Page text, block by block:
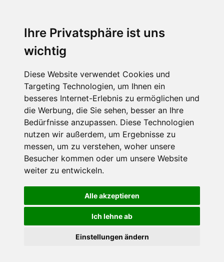
Ihre Privatsphäre ist uns
wichtig
Diese Website verwendet Cookies und
Targeting Technologien, um Ihnen ein
besseres Internet-Erlebnis zu ermöglichen und
die Werbung, die Sie sehen, besser an Ihre
Bedürfnisse anzupassen. Diese Technologien
nutzen wir außerdem, um Ergebnisse zu
messen, um zu verstehen, woher unsere
Besucher kommen oder um unsere Website
weiter zu entwickeln.
Alle akzeptieren
Ich lehne ab
Einstellungen ändern
+49 7131-8986990